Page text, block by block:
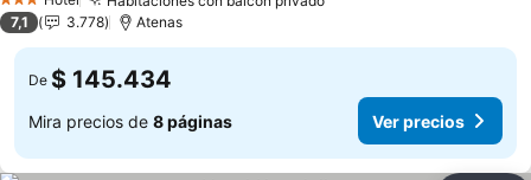
3 Estrellas
7,1 3.778 Atenas
De $ 145.434
Mira precios de 8 páginas Ver precios